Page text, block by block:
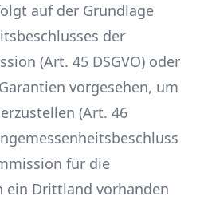
auf der Grundlage
der
(Art. 45 DSGVO) oder
vorgesehen, um
(Art. 46
für die
Drittland vorhanden